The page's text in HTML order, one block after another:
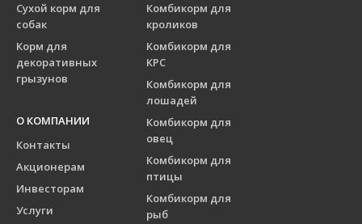
Сухой корм для
собак
Корм для
декоративных
грызунов
Комбикорм для
кроликов
Комбикорм для
КРС
Комбикорм для
лошадей
Комбикорм для
овец
Комбикорм для
птицы
Комбикорм для
рыб
О КОМПАНИИ
Контакты
Акционерам
Инвесторам
Услуги